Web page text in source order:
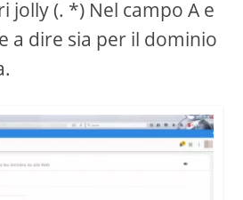
jolly (. *) Nel campo A e
a dire sia per il dominio